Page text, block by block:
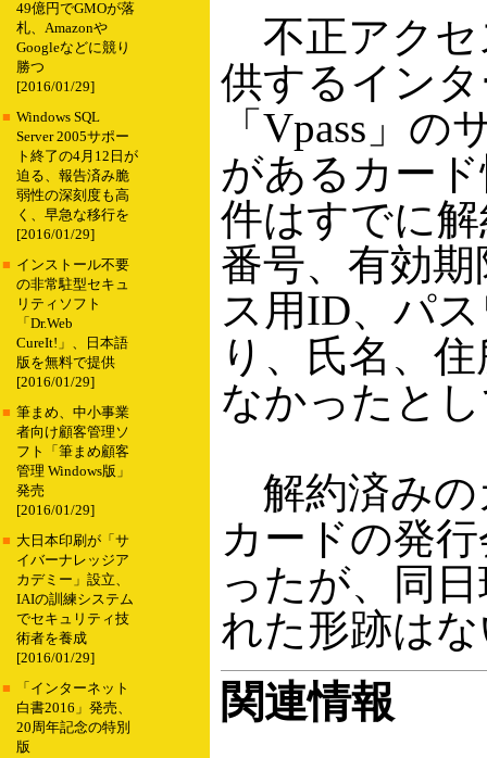
49億円でGMOが落
札、Amazonや
Googleなどに競り
勝つ
[2016/01/29]
■ Windows SQL
Server 2005サポー
ト終了の4月12日が
迫る、報告済み脆
弱性の深刻度も高
く、早急な移行を
[2016/01/29]
■ インストール不要
の非常駐型セキュ
リティソフト
「Dr.Web
CureIt!」、日本語
版を無料で提供
[2016/01/29]
■ 筆まめ、中小事業
者向け顧客管理ソ
フト「筆まめ顧客
管理 Windows版」
発売
[2016/01/29]
■ 大日本印刷が「サ
イバーナレッジア
カデミー」設立、
IAIの訓練システム
でセキュリティ技
術者を養成
[2016/01/29]
■
「インターネット
白書2016」発売、
20周年記念の特別
版
不正アクセ
供するイン
「Vpass」
があるカー
件はすでに
番号、有効
ス用ID、パ
り、氏名、
なかったと
解約済みの
カードの発
ったが、同
れた形跡は
関連情報